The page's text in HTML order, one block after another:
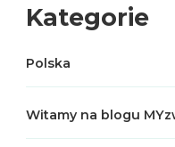
Kategorie
Polska
Witamy na blogu